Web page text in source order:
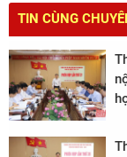
TIN CÙNG